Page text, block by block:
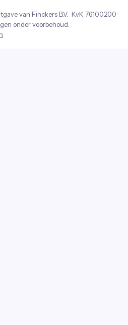
van Finckers B.V. · KvK 76100200 ·
onder voorbehoud.